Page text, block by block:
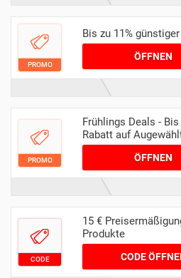
PROMO
Bis zu 11%
ÖFFNEN
PROMO
Frühlings Deals -
Rabatt auf
ÖFFNEN
CODE
15 €
Produkte
CODE